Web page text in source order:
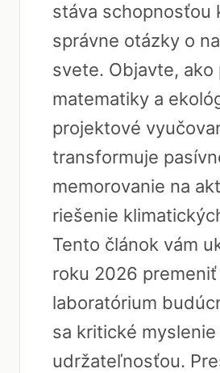
stáva schopnosťou
správne otázky o
svete. Objavte, ako
matematiky a
projektové
transformuje
memorovanie na
riešenie
Tento článok vám
roku 2026
laboratórium
sa kritické
udržateľnosťou.